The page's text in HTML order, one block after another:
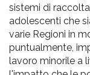
sistemi di
adolescenti che
varie Regioni in
puntualmente,
lavoro minorile a